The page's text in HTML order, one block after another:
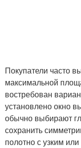
Покупатели часто
максимальной
востребован
установлено окно
обычно выбирают
сохранить
полотно с узким